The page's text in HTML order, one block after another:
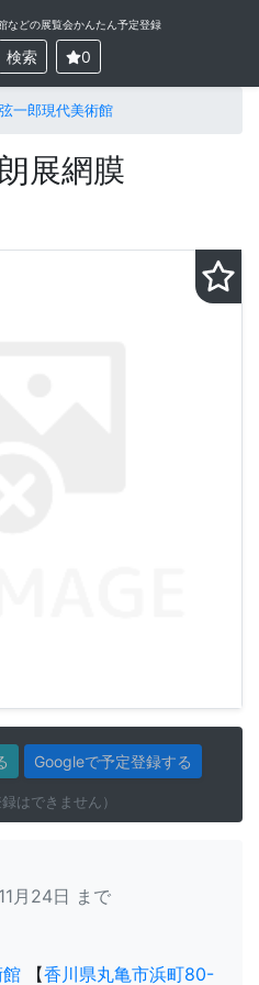
などの展覧会かんたん予定登録
検索 0
一郎現代美術館
展網膜
Googleで予定登録する
録はできません）
月24日 まで
【香川県丸亀市浜町80-